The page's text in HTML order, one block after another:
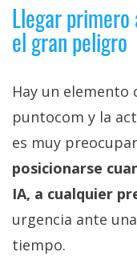
Llegar primero
el gran peligro
Hay un
puntocom y la
es muy
posicionarse
IA, a cualquier
urgencia ante
tiempo.